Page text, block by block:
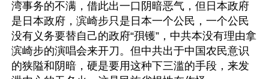
湾事务的不满，借此出一口阴暗恶气，但日本政府
是日本政府，滨崎步只是日本一个公民，一个公民
没有义务要替自己的政府“孭镬”，中共本没有理由拿
滨崎步的演唱会来开刀。但中共出于中国农民意识
的狭隘和阴暗，硬是要用这种下三滥的手段，来发